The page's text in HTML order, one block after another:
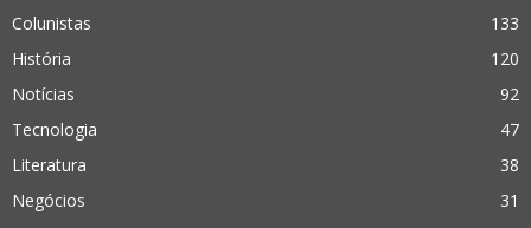
Colunistas
133
História
120
Notícias
92
Tecnologia
47
Literatura
38
Negócios
31